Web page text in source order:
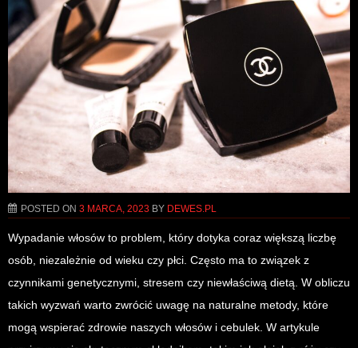
POSTED ON 3 MARCA, 2023 BY DEWES.PL
Wypadanie włosów to problem, który dotyka coraz większą liczbę
osób, niezależnie od wieku czy płci. Często ma to związek z
czynnikami genetycznymi, stresem czy niewłaściwą dietą. W obliczu
takich wyzwań warto zwrócić uwagę na naturalne metody, które
mogą wspierać zdrowie naszych włosów i cebulek. W artykule